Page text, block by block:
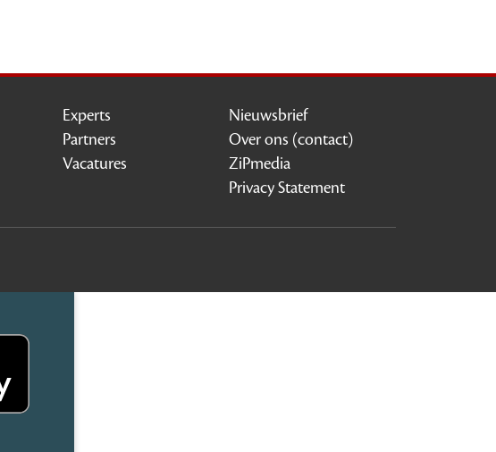
Experts
Partners
Vacatures
Nieuwsbrief
Over ons (contact)
ZiPmedia
Privacy Statement